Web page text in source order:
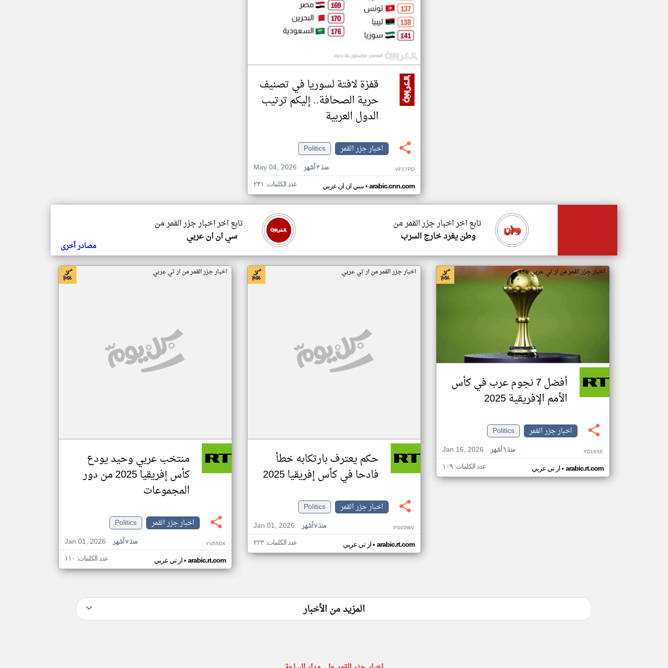
قفزة لافتة لسوريا في تصنيف
حرية الصحافة.. إليكم ترتيب
الدول العربية
اخبار جزر القمر
Politics
May 04, 2026
منذ ٣ أشهر VF17PD
سي ان ان عربي• arabic.cnn.com عدد الكلمات: ٢٣١
تابع اخر اخبار جزر القمر من
سي ان ان عربي
تابع اخر اخبار جزر القمر من
وطن يغرد خارج السرب
مصادر أخرى
اخبار جزر القمر من ار تي عربي
أفضل 7 نجوم عرب في كأس
الأمم الإفريقية 2025
اخبار جزر القمر
Politics
Jan 16, 2026
منذ ٦ أشهر YD16SE
ار تي عربي• arabic.rt.com عدد الكلمات: ١٠٩
اخبار جزر القمر من ار تي عربي
حكم يعترف بارتكابه خطأ
فادحا في كأس إفريقيا 2025
اخبار جزر القمر
Politics
Jan 01, 2026
منذ ٧ أشهر PG03WV
ار تي عربي• arabic.rt.com عدد الكلمات: ٢٢٣
اخبار جزر القمر من ار تي عربي
منتخب عربي وحيد يودع
كأس إفريقيا 2025 من دور
المجموعات
اخبار جزر القمر
Politics
Jan 01, 2026
منذ ٧ أشهر YU55DX
ار تي عربي• arabic.rt.com عدد الكلمات: ١١٠
المزيد من الأخبار